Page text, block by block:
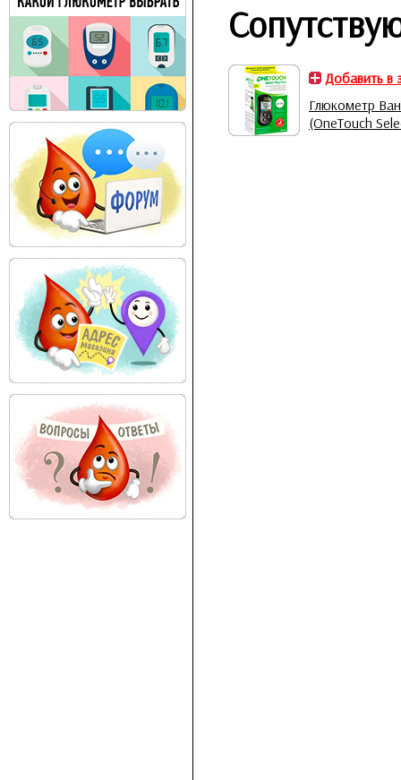
Добавить в
Глюкометр
(OneTouch